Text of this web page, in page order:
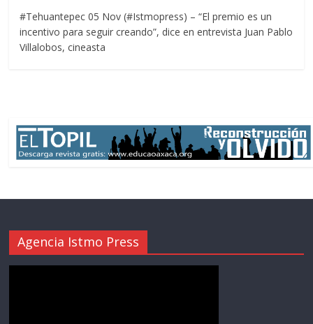
#Tehuantepec 05 Nov (#Istmopress) – “El premio es un
incentivo para seguir creando”, dice en entrevista Juan Pablo
Villalobos, cineasta
Agencia Istmo Press